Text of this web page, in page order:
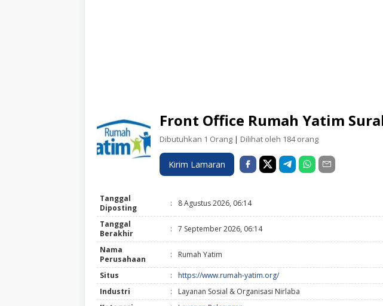
Front Office Rumah Yatim
Dibutuhkan 1 Orang | Dilihat oleh 184 orang
Kirim Lamaran
Tanggal
Diposting
: 8 Agustus 2026, 06:14
Tanggal
Berakhir
: 7 September 2026, 06:14
Nama
Perusahaan
: Rumah Yatim
Situs :
https://www.rumah-yatim.org/
Industri
:
Layanan Sosial & Organisasi Nirlaba